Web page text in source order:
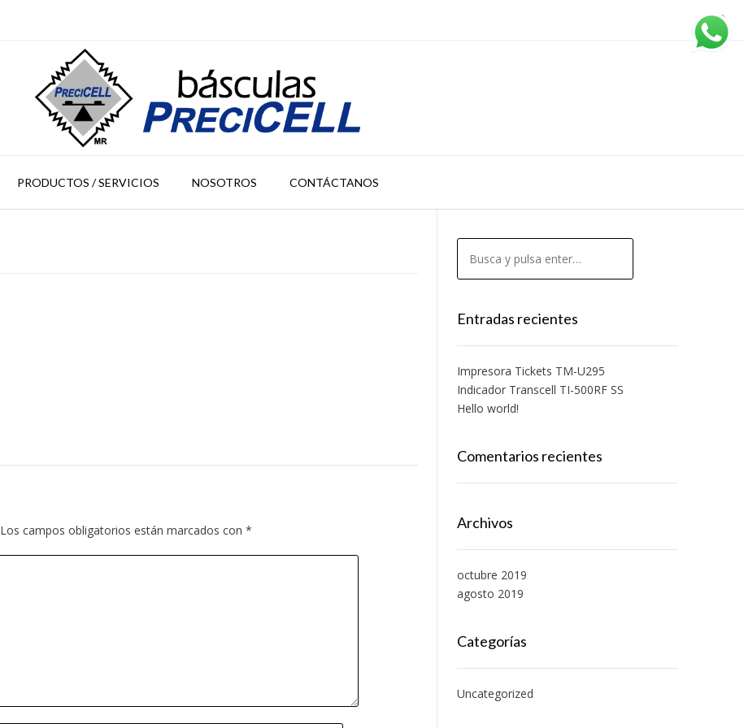
PRODUCTOS / SERVICIOS NOSOTROS CONTÁCTANOS
Los campos obligatorios están marcados con *
Entradas recientes
Impresora Tickets TM-U295
Indicador Transcell TI-500RF SS
Hello world!
Comentarios recientes
Archivos
octubre 2019
agosto 2019
Categorías
Uncategorized